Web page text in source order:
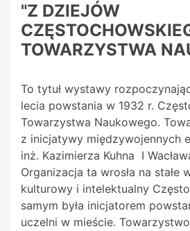
"Z DZIEJÓW
TOWARZYSTWA
To tytuł wystawy
lecia powstania w 1932 r.
Towarzystwa Naukowego.
z inicjatywy międzywojennych
inż. Kazimierza Kuhna I
Organizacja ta wrosła na stałe
kulturowy i intelektualny
samym była inicjatorem
uczelni w mieście.